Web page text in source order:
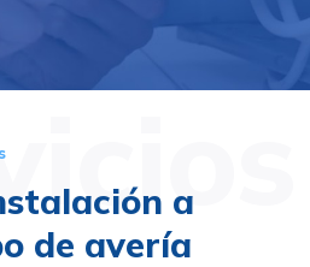
a
de avería